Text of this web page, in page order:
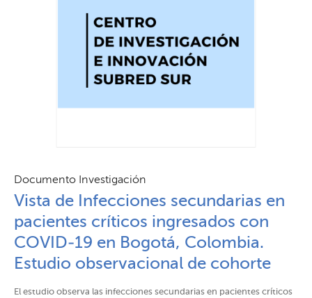
Documento Investigación
Vista de Infecciones secundarias en
pacientes críticos ingresados con
COVID-19 en Bogotá, Colombia.
Estudio observacional de cohorte
El estudio observa las infecciones secundarias en pacientes críticos